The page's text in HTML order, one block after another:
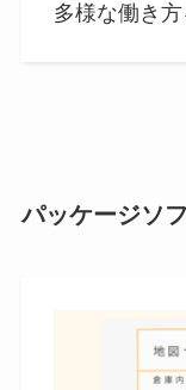
多様な働き方
パッケージソ